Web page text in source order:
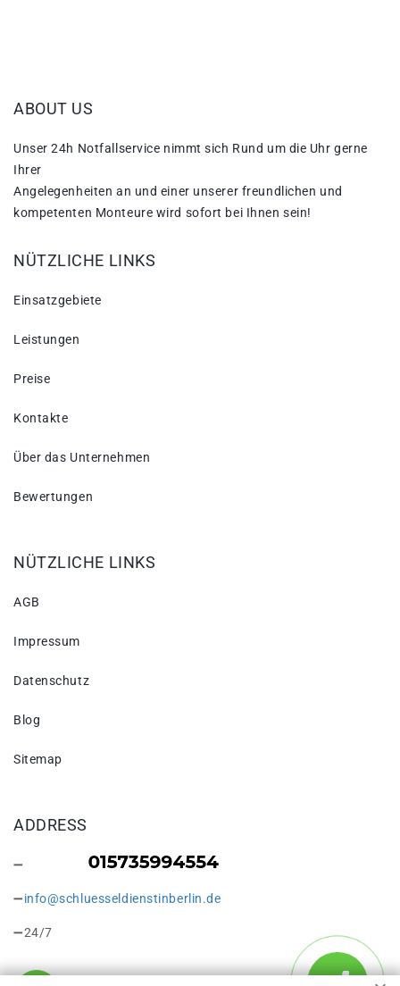
ABOUT US
Unser 24h Notfallservice nimmt sich Rund um die Uhr gerne
Ihrer
Angelegenheiten an und einer unserer freundlichen und
kompetenten Monteure wird sofort bei Ihnen sein!
NÜTZLICHE LINKS
Einsatzgebiete
Leistungen
Preise
Kontakte
Über das Unternehmen
Bewertungen
NÜTZLICHE LINKS
AGB
Impressum
Datenschutz
Blog
Sitemap
ADDRESS
info@schluesseldienstinberlin.de
24/7